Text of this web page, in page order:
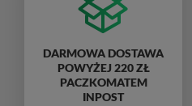
DARMOWA DOSTAWA
POWYŻEJ 220 ZŁ
PACZKOMATEM
INPOST